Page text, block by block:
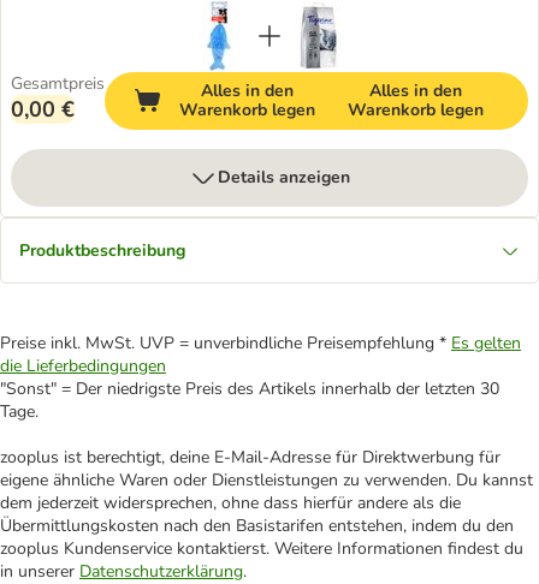
Gesamtpreis
0,00 €
Alles in den
Warenkorb legen
Alles in den
Warenkorb legen
Details anzeigen
Produktbeschreibung
Preise inkl. MwSt. UVP = unverbindliche Preisempfehlung * Es gelten
die Lieferbedingungen
"Sonst" = Der niedrigste Preis des Artikels innerhalb der letzten 30
Tage.
zooplus ist berechtigt, deine E-Mail-Adresse für Direktwerbung für
eigene ähnliche Waren oder Dienstleistungen zu verwenden. Du kannst
dem jederzeit widersprechen, ohne dass hierfür andere als die
Übermittlungskosten nach den Basistarifen entstehen, indem du den
zooplus Kundenservice kontaktierst. Weitere Informationen findest du
in unserer Datenschutzerklärung.